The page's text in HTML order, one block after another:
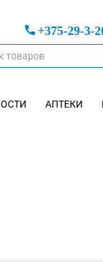
+375-29-3-
АПТЕКИ